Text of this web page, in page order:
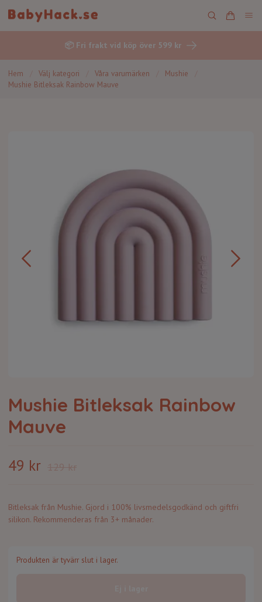
📦 Fri frakt vid köp över 599 kr
Hem Välj kategori Våra varumärken Mushie
Mushie Bitleksak Rainbow Mauve
Mushie Bitleksak Rainbow
Mauve
49 kr 129 kr
Bitleksak från Mushie. Gjord i 100% livsmedelsgodkänd och giftfri
silikon. Rekommenderas från 3+ månader.
Produkten är tyvärr slut i lager.